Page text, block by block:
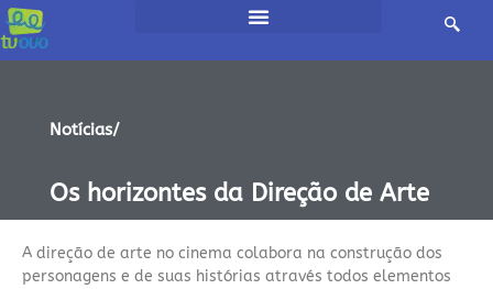
Notícias/
Os horizontes da Direção de Arte
A direção de arte no cinema colabora na construção dos
personagens e de suas histórias através todos elementos